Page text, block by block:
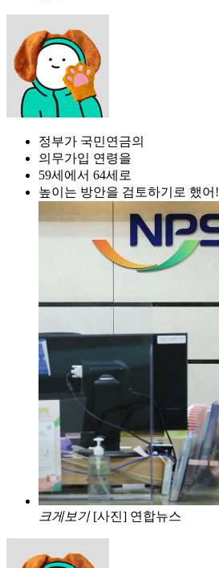
정부가 국민연금의
의무가입 연령을
59세에서 64세로
높이는 방안을 검토하기로 했어!
크게보기 [사진] 연합뉴스